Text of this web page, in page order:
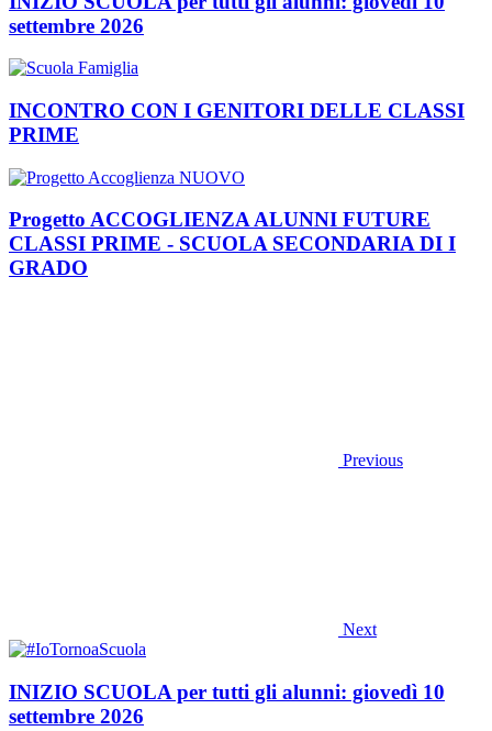
settembre 2026
INCONTRO CON I GENITORI DELLE CLASSI
PRIME
Progetto ACCOGLIENZA ALUNNI FUTURE
CLASSI PRIME - SCUOLA SECONDARIA DI I
GRADO
Previous
Next
INIZIO SCUOLA per tutti gli alunni: giovedì 10
settembre 2026